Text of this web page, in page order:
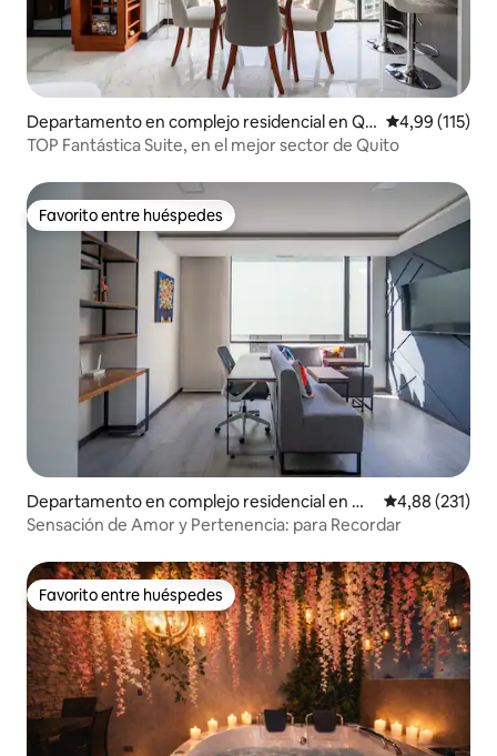
Departamento en complejo residencial en Qu
ito
Calificación
4,99 (115)
TOP Fantástica Suite, en el mejor sector de Quito
Favorito entre huéspedes
Favorito entre huéspedes
Departamento en complejo residencial en Qu
ito
Calificación
4,88 (231)
Sensación de Amor y Pertenencia: para Recordar
Favorito entre huéspedes
Favorito entre huéspedes